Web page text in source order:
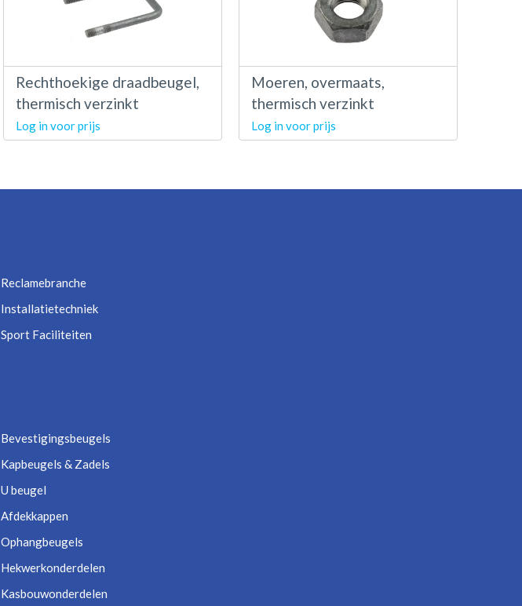
Rechthoekige draadbeugel,
thermisch verzinkt
Log in voor prijs
Moeren, overmaats,
thermisch verzinkt
Log in voor prijs
Reclamebranche
Installatietechniek
Sport Faciliteiten
Bevestigingsbeugels
Kapbeugels & Zadels
U beugel
Afdekkappen
Ophangbeugels
Hekwerkonderdelen
Kasbouwonderdelen